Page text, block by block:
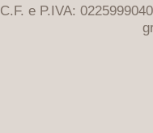
C.F. e P.IVA: